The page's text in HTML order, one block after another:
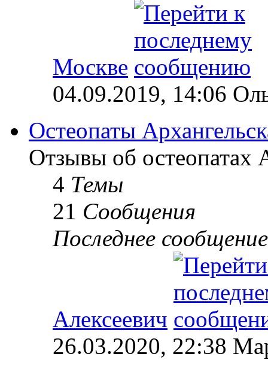
Москве
04.09.2019, 14:06
Остеопаты
Отзывы об остеопатах
4 Темы
21 Сообщения
Последнее сообщение
Алексеевич
26.03.2020, 22:38